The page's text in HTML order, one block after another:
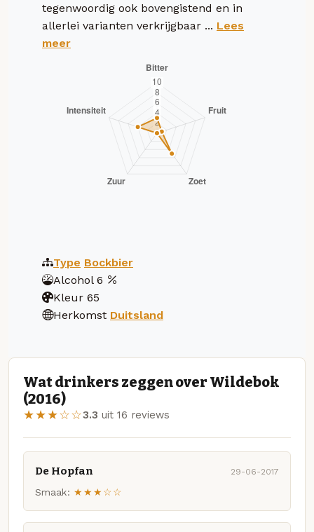
tegenwoordig ook bovengistend en in
allerlei varianten verkrijgbaar ... Lees
meer
Type Bockbier
Alcohol 6
Kleur 65
Herkomst Duitsland
Wat drinkers zeggen over Wildebok
(2016)
★★★☆☆3.3 uit 16 reviews
De Hopfan 29-06-2017
Smaak: ★★★☆☆